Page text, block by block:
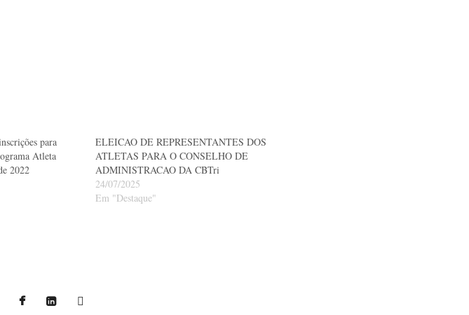
para
Atleta
2022
ELEICAO DE REPRESENTANTES DOS
ATLETAS PARA O CONSELHO DE
ADMINISTRACAO DA CBTri
24/07/2025
Em "Destaque"